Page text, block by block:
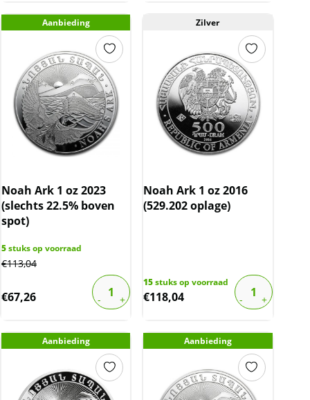
Aanbieding
Noah Ark 1 oz 2023
(slechts 22.5% boven
spot)
5stuks op voorraad
€113,04
€67,26
Zilver
Noah Ark 1 oz 2016
(529.202 oplage)
15stuks op voorraad
€118,04
Aanbieding Aanbieding